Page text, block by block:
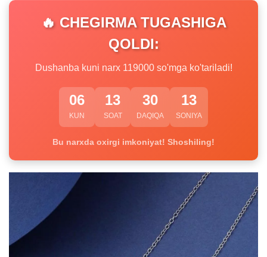
🔥 CHEGIRMA TUGASHIGA
QOLDI:
Dushanba kuni narx 119000 so'mga ko'tariladi!
06
KUN
13
SOAT
30
DAQIQA
12
SONIYA
Bu narxda oxirgi imkoniyat! Shoshiling!